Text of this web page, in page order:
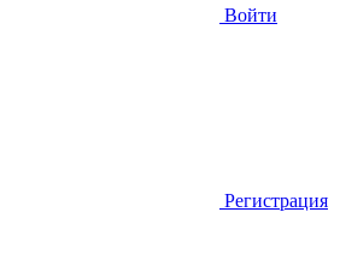
Войти
Регистрация